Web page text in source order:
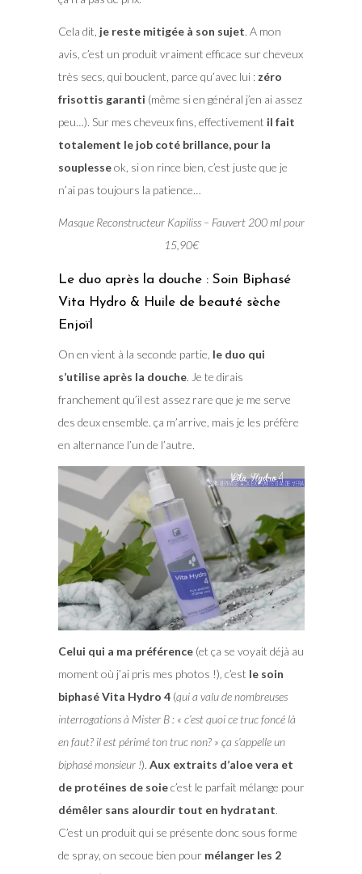
Cela dit, je reste mitigée à son sujet. A mon
avis, c’est un produit vraiment efficace sur cheveux
très secs, qui bouclent, parce qu’avec lui : zéro
frisottis garanti (même si en général j’en ai assez
peu…). Sur mes cheveux fins, effectivement il fait
totalement le job coté brillance, pour la
souplesseok, si on rince bien, c’est juste que je
n’ai pas toujours la patience…
Masque Reconstructeur Kapiliss – Fauvert 200 ml pour
15,90€
Le duo après la douche : Soin Biphasé
Vita Hydro & Huile de beauté sèche
Enjoïl
On en vient à la seconde partie, le duo qui
s’utilise après la douche. Je te dirais
franchement qu’il est assez rare que je me serve
des deux ensemble. ça m’arrive, mais je les préfère
en alternance l’un de l’autre.
Celui qui a ma préférence(et ça se voyait déjà au
moment où j’ai pris mes photos !), c’est le soin
biphasé Vita Hydro 4(qui a valu de nombreuses
interrogations à Mister B : « c’est quoi ce truc foncé là
en faut? il est périmé ton truc non? » ça s’appelle un
biphasé monsieur !). Aux extraits d’aloe vera et
de protéines de soiec’est le parfait mélange pour
démêler sans alourdir tout en hydratant.
C’est un produit qui se présente donc sous forme
de spray, on secoue bien pour mélanger les 2